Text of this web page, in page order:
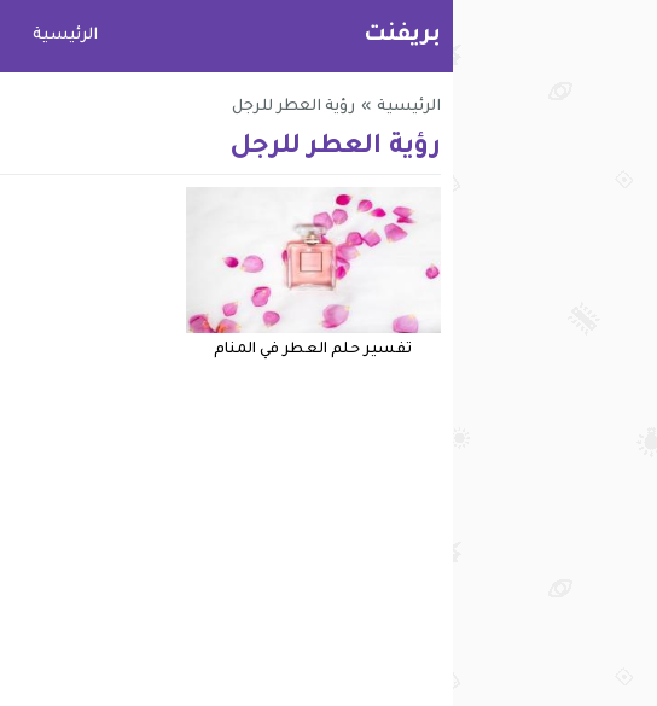
بريفنت الرئيسية
الرئيسية » رؤية العطر للرجل
رؤية العطر للرجل
تفسير حلم العطر في المنام